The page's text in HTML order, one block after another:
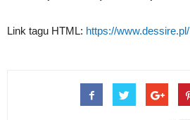
Link tagu HTML: https://www.dessire.pl/